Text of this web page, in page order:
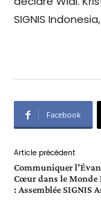
SIGNIS
Facebook
Article précédent
Communiquer
Cœur dans le Monde
: Assemblée SIGNIS